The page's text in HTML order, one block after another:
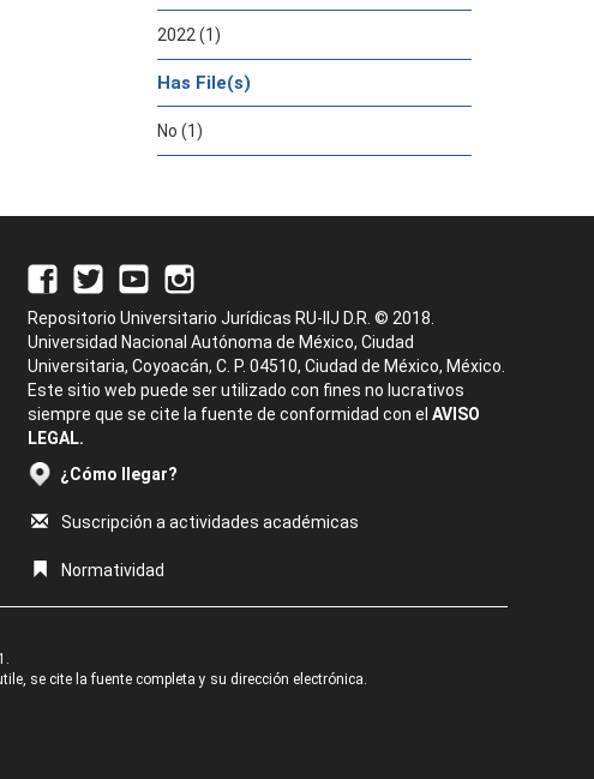
2022 (1)
Has File(s)
No (1)
Repositorio Universitario Jurídicas RU-IIJ D.R. © 2018.
Universidad Nacional Autónoma de México, Ciudad
Universitaria, Coyoacán, C. P. 04510, Ciudad de México, México.
Este sitio web puede ser utilizado con fines no lucrativos
siempre que se cite la fuente de conformidad con el AVISO
LEGAL.
¿Cómo llegar?
Suscripción a actividades académicas
Normatividad
se cite la fuente completa y su dirección electrónica.